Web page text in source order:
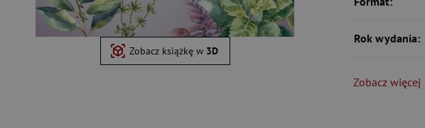
Zobacz książkę w 3D
Rok wydania:
Zobacz więcej